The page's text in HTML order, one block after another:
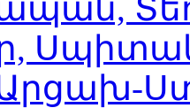
Արցախ-